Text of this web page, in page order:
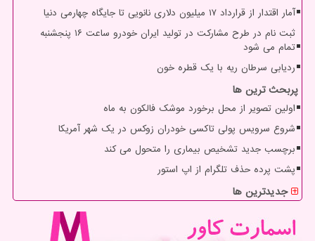
آمار اقتدار از قرارداد ۱۷ میلیون دلاری نانویی تا جایگاه چهارمی دنیا
ثبت نام در طرح مشارکت در تولید ایران خودرو ساعت ۱۶ پنجشنبه
تمام می شود
ردیابی سرطان ریه با یک قطره خون
پربحث ترین ها
اولین تصویر از محل برخورد موشک فالکون به ماه
شروع سرویس پولی تاکسی خودران زوکس در یک شهر آمریکا
برچسب جدید تشخیص بیماری را متحول می کند
پشت پرده حذف تلگرام از اپ استور
جدیدترین ها